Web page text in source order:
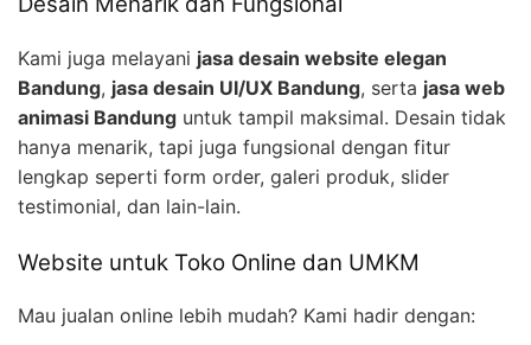
Kami juga melayani jasa desain website elegan
Bandung, jasa desain UI/UX Bandung, serta jasa web
animasi Bandung untuk tampil maksimal. Desain tidak
hanya menarik, tapi juga fungsional dengan fitur
lengkap seperti form order, galeri produk, slider
testimonial, dan lain-lain.
Website untuk Toko Online dan UMKM
Mau jualan online lebih mudah? Kami hadir dengan: